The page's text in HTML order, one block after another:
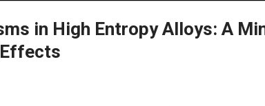
in High Entropy Alloys: A